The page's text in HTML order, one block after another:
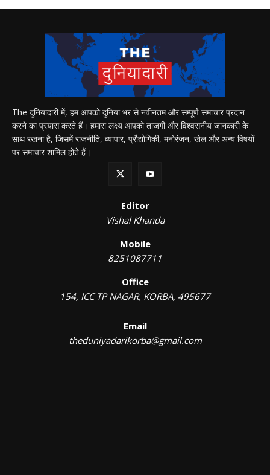
The दुनियादारी में, हम आपको दुनिया भर से नवीनतम और सम्पूर्ण समाचार प्रदान
करने का प्रयास करते हैं। हमारा लक्ष्य आपको ताजगी और विश्वसनीय जानकारी के
साथ रखना है, जिसमें राजनीति, व्यापार, प्रौद्योगिकी, मनोरंजन, खेल और अन्य विषयों
पर समाचार शामिल होते हैं।
Editor
Vishal Khanda
Mobile
8251087711
Office
154, ICC TP NAGAR, KORBA, 495677
Email
theduniyadarikorba@gmail.com